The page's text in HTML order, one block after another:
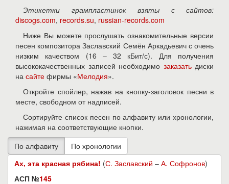
Этикетки грампластинок взяты с сайтов:
discogs.com, records.su, russian-records.com
Ниже Вы можете прослушать ознакомительные версии
песен композитора Заславский Семён Аркадьевич с очень
низким качеством (16 – 32 кБит/с). Для получения
высококачественных записей необходимо заказатьдиски
на сайте фирмы «Мелодия».
Откройте спойлер, нажав на кнопку-заголовок песни в
месте, свободном от надписей.
Сортируйте список песен по алфавиту или хронологии,
нажимая на соответствующие кнопки.
Ах, эта красная рябина! (С. Заславский – А. Софронов)
АСП №145